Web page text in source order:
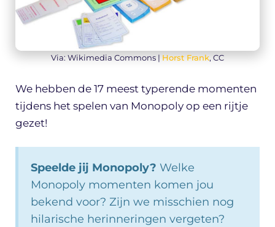
Via: Wikimedia Commons | Horst Frank, CC
We hebben de 17 meest typerende momenten
tijdens het spelen van Monopoly op een rijtje
gezet!
Speelde jij Monopoly? Welke
Monopoly momenten komen jou
bekend voor? Zijn we misschien nog
hilarische herinneringen vergeten?